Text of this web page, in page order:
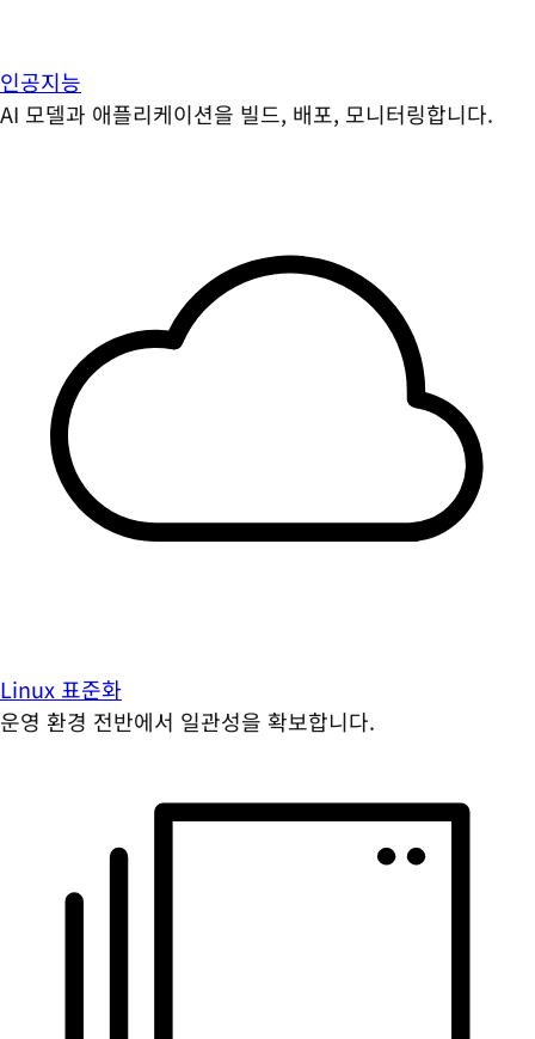
인공지능
AI 모델과 애플리케이션을 빌드, 배포, 모니터링합니다.
Linux 표준화
운영 환경 전반에서 일관성을 확보합니다.